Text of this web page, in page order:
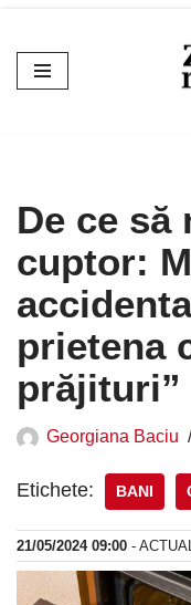
Sari
la
De ce
cuptor:
prietena
prăjituri”
Georgiana Baciu
Etichete: BANI
21/05/2024 09:00 -